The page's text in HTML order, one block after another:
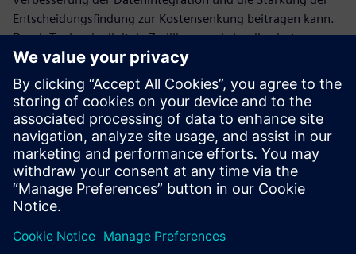
Entscheidungsfindung zur Kostensenkung beitragen kann.
Durch Tools wie digitale Zwillinge und cloudbasierte
Systeme können Unternehmen Ineffizienzen beseitigen,
Verzögerungen minimieren und Ressourcen besser nutzen,
um den Weg für einen kostengünstigeren Betrieb zu ebnen.
Laden Sie die Kurzdarstellung herunter, um umsetzbare
Strategien zum Erreichen operativer Exzellenz angesichts
der Herausforderungen der Branche zu entdecken.
Teilen